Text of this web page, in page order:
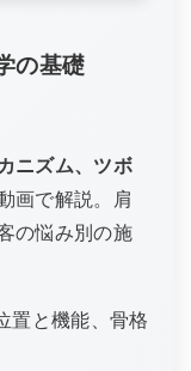
の基礎
ニズム、ツボ
画で解説。肩
の悩み別の施
置と機能、骨格